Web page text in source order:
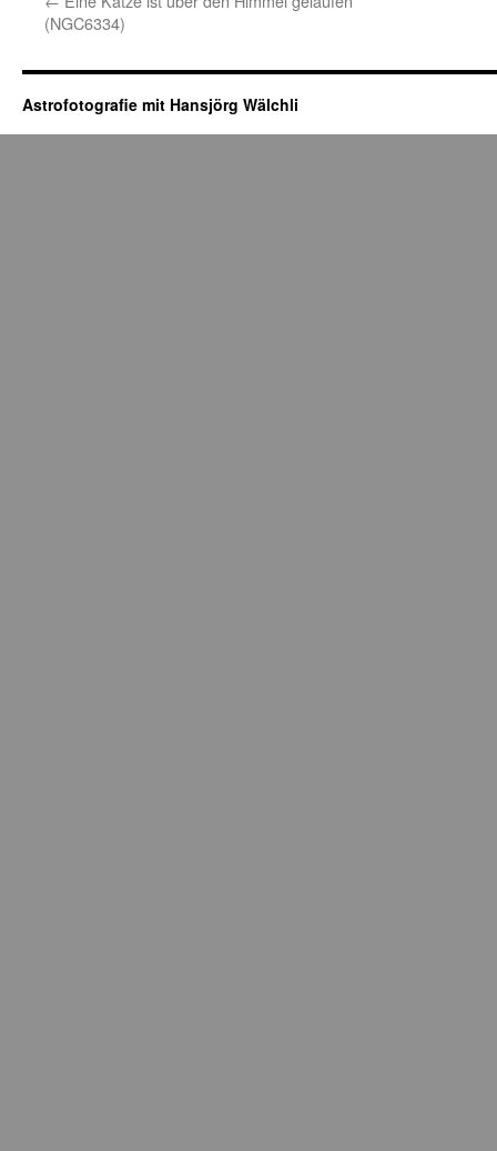
(NGC6334)
Astrofotografie mit Hansjörg Wälchli